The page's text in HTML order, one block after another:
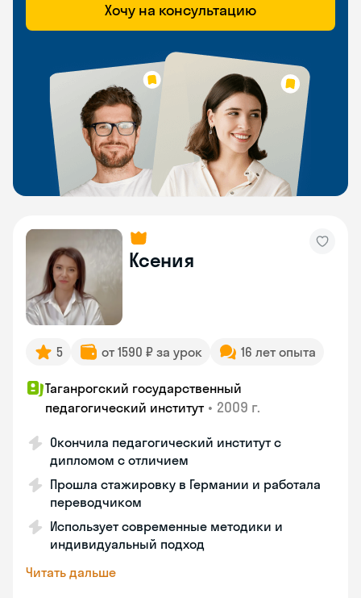
Хочу на консультацию
Ксения
5 от 1590 ₽ за урок 16 лет опыта
Таганрогский государственный
педагогический институт • 2009 г.
Окончила педагогический институт с
дипломом с отличием
Прошла стажировку в Германии и работала
переводчиком
Использует современные методики и
индивидуальный подход
Читать дальше